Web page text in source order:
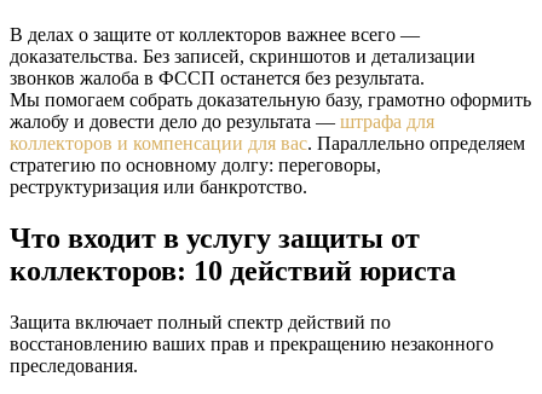
В делах о защите от коллекторов важнее всего —
доказательства. Без записей, скриншотов и детализации
звонков жалоба в ФССП останется без результата.
Мы помогаем собрать доказательную базу, грамотно оформить
жалобу и довести дело до результата — штрафа для
коллекторов и компенсации для вас. Параллельно определяем
стратегию по основному долгу: переговоры,
реструктуризация или банкротство.
Что входит в услугу защиты от
коллекторов: 10 действий юриста
Защита включает полный спектр действий по
восстановлению ваших прав и прекращению незаконного
преследования.